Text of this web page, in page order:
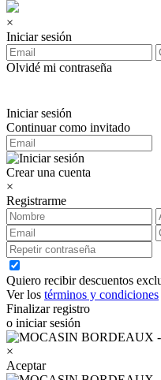
×
Iniciar sesión
Olvidé mi contraseña
Iniciar sesión
Continuar como invitado
Crear una cuenta
×
Registrarme
Quiero recibir descuentos
Ver los términos y condiciones
Finalizar registro
o iniciar sesión
×
Aceptar